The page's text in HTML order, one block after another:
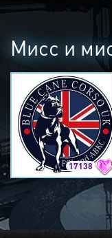
Мисс и
17138